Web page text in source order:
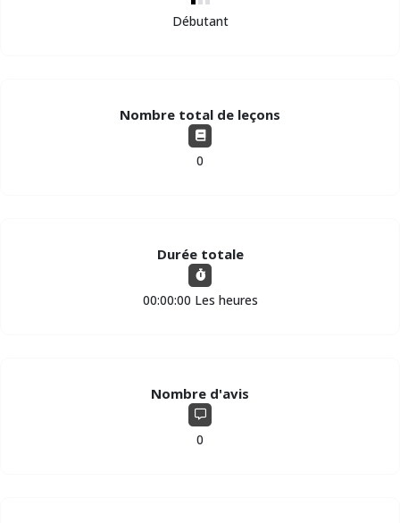
Débutant
Nombre total de leçons
0
Durée totale
00:00:00 Les heures
Nombre d'avis
0